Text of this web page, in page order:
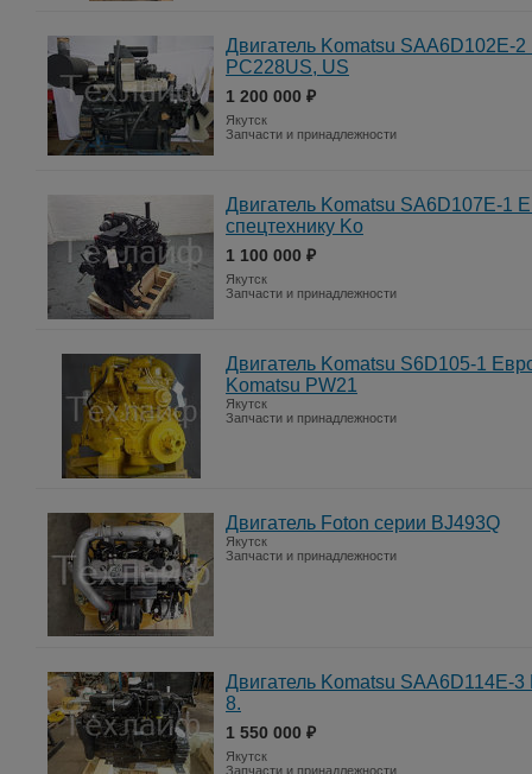
Двигатель Komatsu SAA6D102E-
PC228US, US
1 200 000 ₽
Якутск
Запчасти и принадлежности
Двигатель Komatsu SA6D107E-1
спецтехнику Ko
1 100 000 ₽
Якутск
Запчасти и принадлежности
Двигатель Komatsu S6D105-1
Komatsu PW21
Якутск
Запчасти и принадлежности
Двигатель Foton серии BJ493Q
Якутск
Запчасти и принадлежности
Двигатель Komatsu SAA6D114E-
8.
1 550 000 ₽
Якутск
Запчасти и принадлежности